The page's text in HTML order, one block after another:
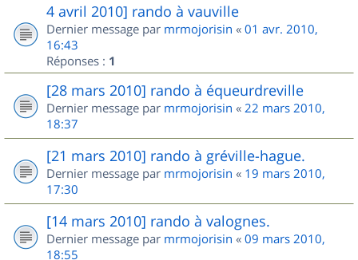
4 avril 2010] rando à vauville
Dernier message par mrmojorisin « 01 avr. 2010,
16:43
Réponses : 1
[28 mars 2010] rando à équeurdreville
Dernier message par mrmojorisin « 22 mars 2010,
18:37
[21 mars 2010] rando à gréville-hague.
Dernier message par mrmojorisin « 19 mars 2010,
17:30
[14 mars 2010] rando à valognes.
Dernier message par mrmojorisin « 09 mars 2010,
18:55